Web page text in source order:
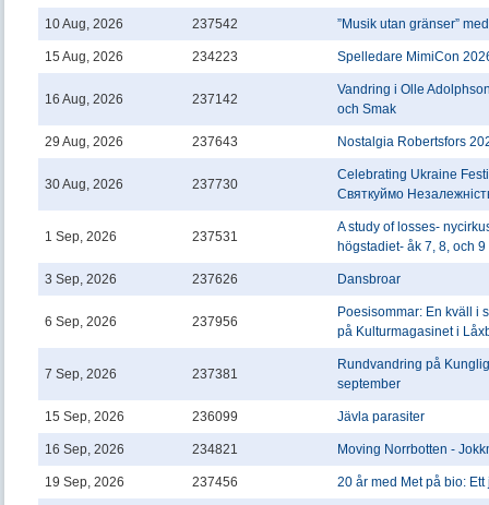
10 Aug, 2026 237542 ”Musik utan gränser”
15 Aug, 2026 234223 Spelledare MimiCon
16 Aug, 2026 237142
Vandring i Olle
och Smak
29 Aug, 2026 237643 Nostalgia Robertsfors
30 Aug, 2026 237730
Celebrating Ukraine
Святкуймо
1 Sep, 2026 237531
A study of losses-
högstadiet- åk 7, 8, och 9
3 Sep, 2026 237626 Dansbroar
6 Sep, 2026 237956
Poesisommar: En kväll i
på Kulturmagasinet i
7 Sep, 2026 237381
Rundvandring på
september
15 Sep, 2026 236099 Jävla parasiter
16 Sep, 2026 234821 Moving Norrbotten -
19 Sep, 2026 237456 20 år med Met på bio: